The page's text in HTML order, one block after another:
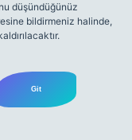
düşündüğünüz
bildirmeniz halinde,